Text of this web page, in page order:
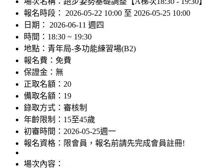
報名時段：
2026-05-22 10:00 至 2026-05-25 10:00
日期：
2026-06-11 週四
時間： 18:30 ~ 19:30
地點： 青年局-多功能練習場(B2)
報名費： 免費
保證金： 無
正取名額： 20
備取名額： 19
錄取方式： 審核制
年齡限制： 15至45歲
初審時間： 2026-05-25週一
報名資格： 限會員，報名前請先完成會員註冊!
場次內容：